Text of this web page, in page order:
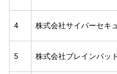
4 株式会社サイバーセキ
5 株式会社ブレインパッ